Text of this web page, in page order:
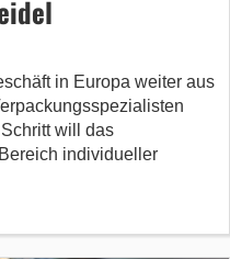
in Europa weiter aus
will das
individueller